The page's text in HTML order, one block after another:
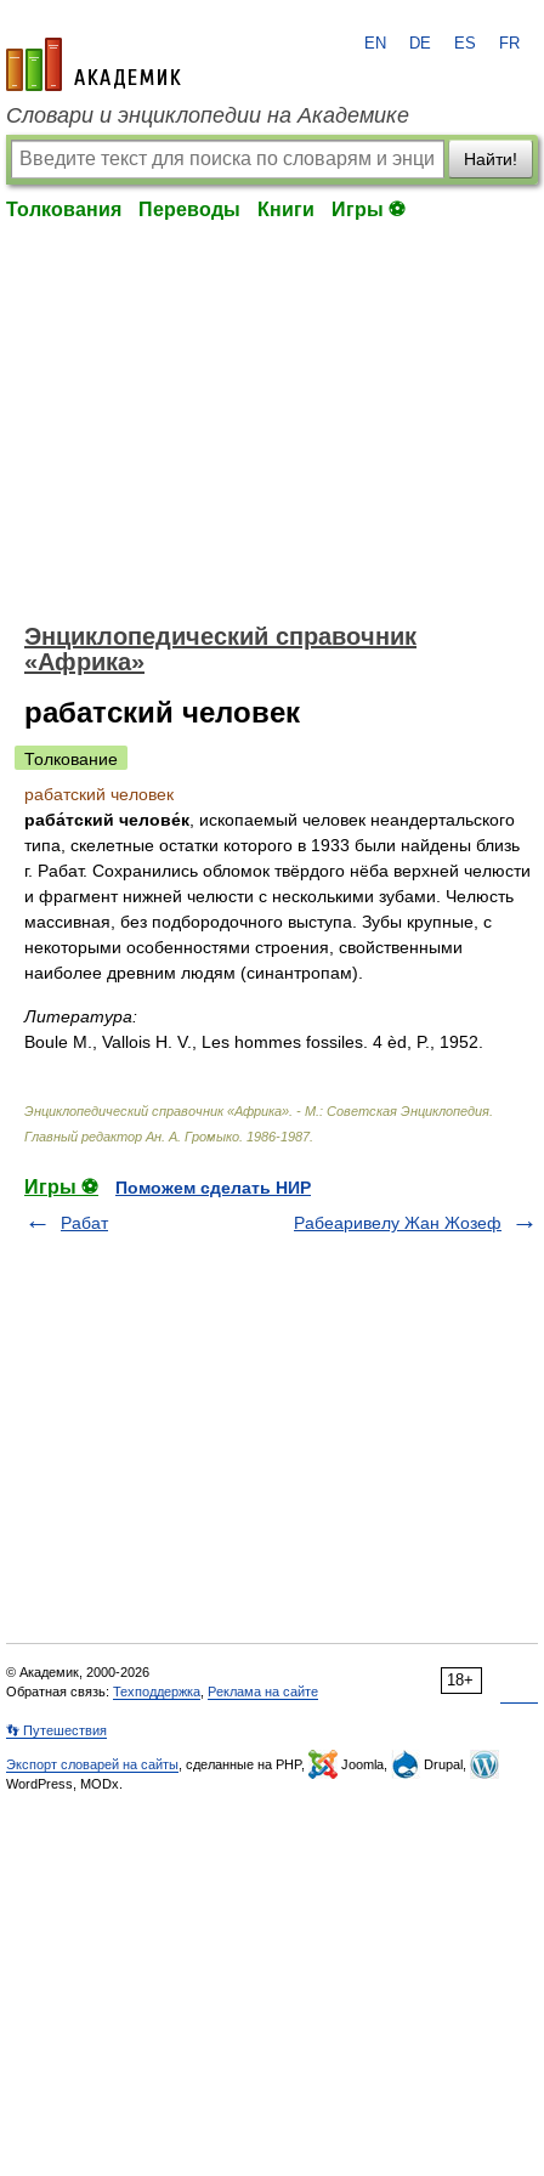
academic.ru
EN DE ES FR
Словари и энциклопедии на Академике
Найти!
Толкования Переводы Книги Игры ⚽
Энциклопедический справочник
«Африка»
рабатский человек
Толкование
рабатский человек
раба́тский челове́к , ископаемый человек неандертальского
типа, скелетные остатки которого в 1933 были найдены близь
г. Рабат. Сохранились обломок твёрдого нёба верхней челюсти
и фрагмент нижней челюсти с несколькими зубами. Челюсть
массивная, без подбородочного выступа. Зубы крупные, с
некоторыми особенностями строения, свойственными
наиболее древним людям (синантропам).
Литература:
Boule M., Vallois H. V., Les hommes fossiles. 4 èd, P., 1952.
Энциклопедический справочник «Африка». - М.: Советская Энциклопедия
Главный редактор Ан. А. Громыко 1986-1987.
Игры ⚽
Поможем сделать НИР
Рабат
Рабеаривелу Жан Жозеф
18+
© Академик, 2000-2026
Обратная связь: Техподдержка Реклама на сайте
👣 Путешествия
Экспорт словарей на сайты , сделанные на PHP, Joomla,
Drupal,
WordPress, MODx.